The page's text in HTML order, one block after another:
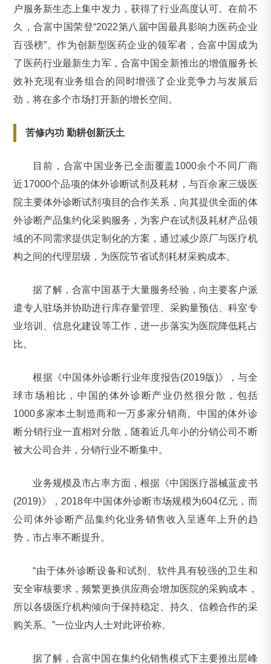
户服务新生态上集中发力，获得了行业高度认可。在前不
久，合富中国荣登“2022第八届中国最具影响力医药企业
百强榜”。作为创新型医药企业的领军者，合富中国成为
了医药行业最新生力军，合富中国全新推出的增值服务长
效补充现有业务组合的同时增强了企业竞争力与发展后
劲，将在多个市场打开新的增长空间。
苦修内功 勤耕创新沃土
目前，合富中国业务已全面覆盖1000余个不同厂商
近17000个品项的体外诊断试剂及耗材，与百余家三级医
院主要体外诊断试剂项目的合作关系，向其提供全面的体
外诊断产品集约化采购服务，为客户在试剂及耗材产品领
域的不同需求提供定制化的方案，通过减少原厂与医疗机
构之间的代理层级，为医院节省试剂耗材采购成本。
据了解，合富中国基于大量服务经验，向主要客户派
遣专人驻场并协助进行库存量管理、采购量预估、科室专
业培训、信息化建设等工作，进一步落实为医院降低耗占
比。
根据《中国体外诊断行业年度报告(2019版)》，与全
球市场相比，中国的体外诊断产业仍然很分散，包括
1000多家本土制造商和一万多家分销商。中国的体外诊
断分销行业一直相对分散，随着近几年小的分销公司不断
被大公司合并，分销行业不断集中。
业务规模及市占率方面，根据《中国医疗器械蓝皮书
(2019)》，2018年中国体外诊断市场规模为604亿元，而
公司体外诊断产品集约化业务销售收入呈逐年上升的趋
势，市占率不断提升。
“由于体外诊断设备和试剂、软件具有较强的卫生和
安全审核要求，频繁更换供应商会增加医院的采购成本，
所以各级医疗机构倾向于保持稳定、持久、信赖合作的采
购关系。”一位业内人士对此评价称。
据了解，合富中国在集约化销售模式下主要推出层峰